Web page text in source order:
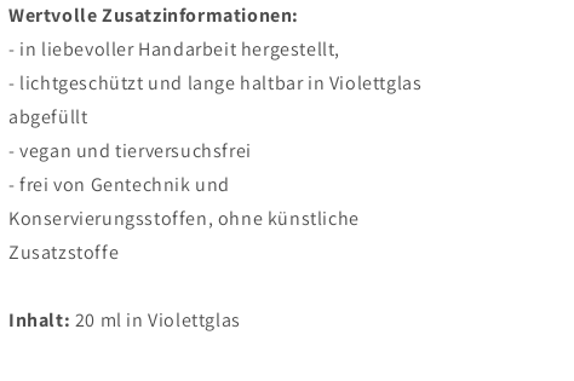
Wertvolle Zusatzinformationen:
- in liebevoller Handarbeit hergestellt,
- lichtgeschützt und lange haltbar in Violettglas
abgefüllt
- vegan und tierversuchsfrei
- frei von Gentechnik und
Konservierungsstoffen, ohne künstliche
Zusatzstoffe
Inhalt: 20 ml in Violettglas